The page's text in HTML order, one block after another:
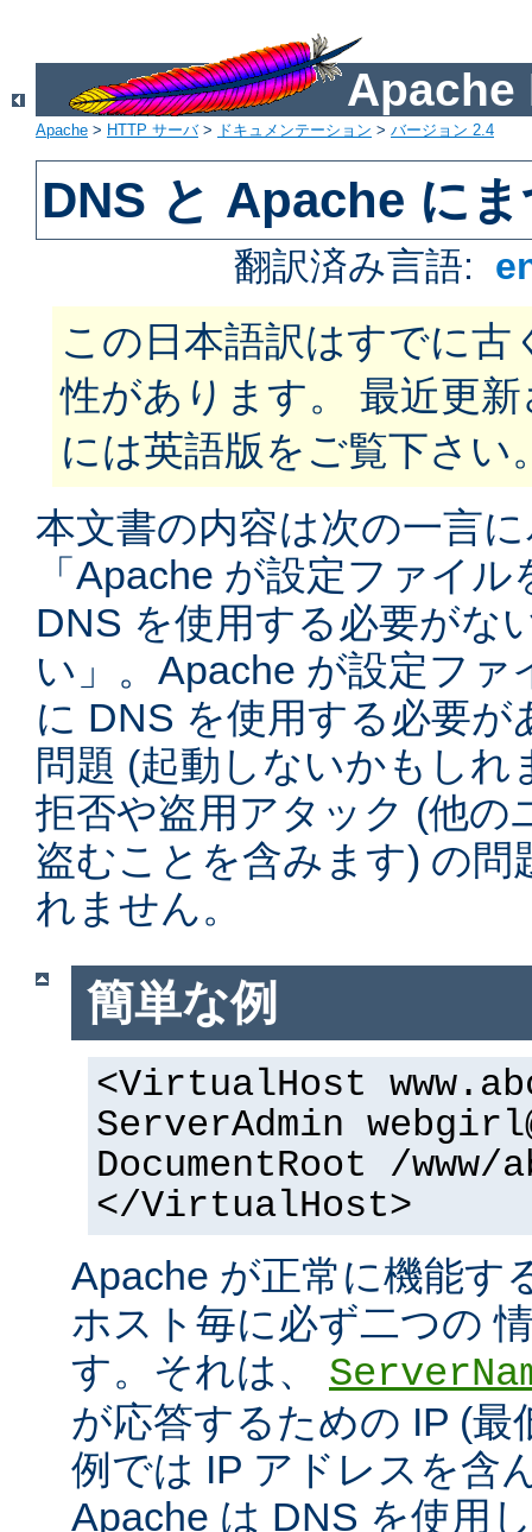
Apache
Apache > HTTP サーバ> ドキュメンテーション > バージョン 2.4
DNS と Apache に
翻訳済み言語:
この日本語訳はすでに古
性があります。 最近更
には英語版をご覧下さい
本文書の内容は次の一言
「Apache が設定ファイ
DNS を使用する必要がな
い」。Apache が設定フ
に DNS を使用する必要が
問題 (起動しないかもしれ
拒否や盗用アタック (他の
盗むことを含みます) の問
れません。
簡単な例
<VirtualHost
ServerAdmin
DocumentRoot /www/
</VirtualHost>
Apache が正常に機能す
ホスト毎に必ず二つの
す。それは、
が応答するための IP (最
例では IP アドレスを含
Apache は DNS を使用